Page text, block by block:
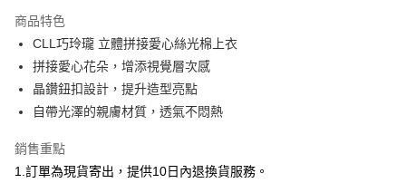
合作金庫商業銀行
華南商業銀行
彰化商業銀行
上海商業儲蓄銀行
國泰世華商業銀行
臺灣中小企業銀行
台中商業銀行
聯邦商業銀行
元大商業銀行
永豐商業銀行
超商取貨付款
LINE Pay
Apple Pay
悠遊付
商品特色
CLL巧玲瓏 立體拼接愛心絲光棉上衣
拼接愛心花朵，增添視覺層次感
晶鑽鈕扣設計，提升造型亮點
自帶光澤的親膚材質，透氣不悶熱
銷售重點
1.訂單為現貨寄出，提供10日內退換貨服務。